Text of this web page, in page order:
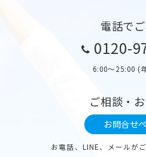
電話で
0120-
6:00〜25:00 (
ご相談・
お問合せ
お電話、LINE、メールが